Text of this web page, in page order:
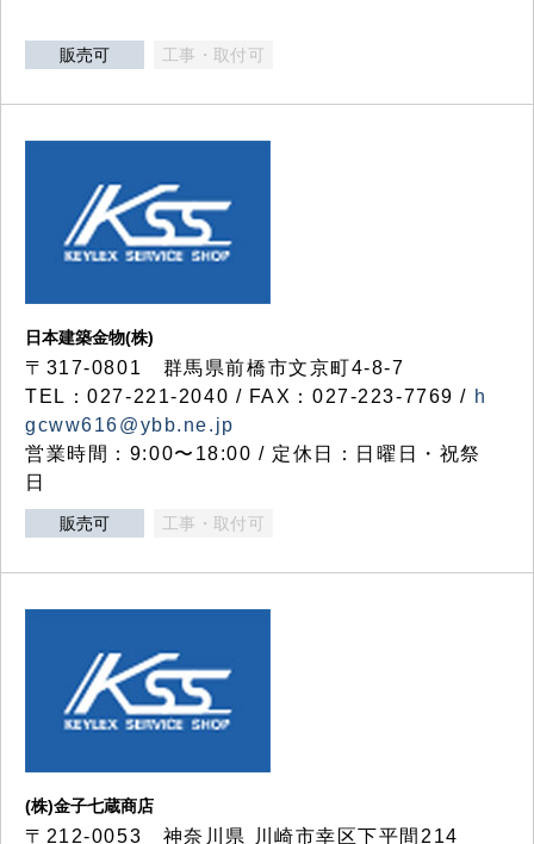
販売可 工事・取付可
日本建築金物(株)
〒317‐0801 群馬県前橋市文京町4-8-7
TEL：027-221-2040 / FAX：027-223-7769 / h
gcww616@ybb.ne.jp
営業時間：9:00〜18:00 / 定休日：日曜日・祝祭
日
販売可 工事・取付可
(株)金子七蔵商店
〒212-0053 神奈川県 川崎市幸区下平間214